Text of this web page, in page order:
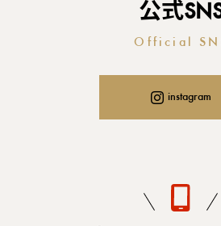
公式
Official
instagram